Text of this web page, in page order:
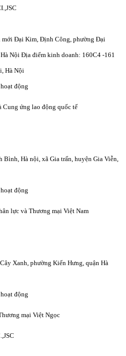
Đại Kim, Định Công, phường Đại
Nội Địa điểm kinh doanh: 160C4 -161
Hà Nội
động
Cung ứng lao động quốc tế
Hà nội, xã Gia trấn, huyện Gia Viễn,
động
lực và Thương mại Việt Nam
Xanh, phường Kiến Hưng, quận Hà
động
mại Việt Ngọc